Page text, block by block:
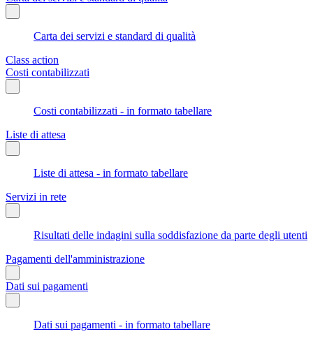
Carta dei servizi e standard di qualità
Class action
Costi contabilizzati
Costi contabilizzati - in formato tabellare
Liste di attesa
Liste di attesa - in formato tabellare
Servizi in rete
Risultati delle indagini sulla soddisfazione da parte degli utenti
Pagamenti dell'amministrazione
Dati sui pagamenti
Dati sui pagamenti - in formato tabellare